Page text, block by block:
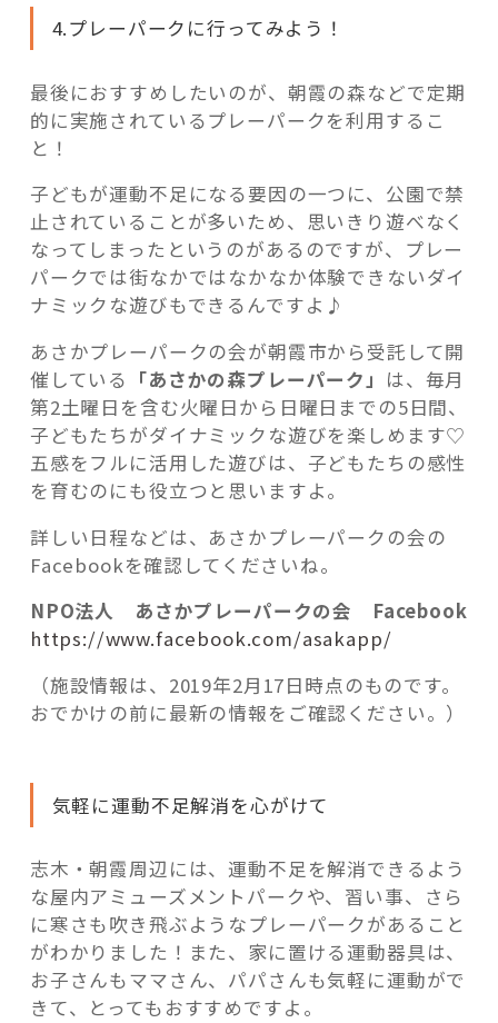
4.プレーパークに行ってみよう！
最後におすすめしたいのが、朝霞の森などで定期
的に実施されているプレーパークを利用するこ
と！
子どもが運動不足になる要因の一つに、公園で禁
止されていることが多いため、思いきり遊べなく
なってしまったというのがあるのですが、プレー
パークでは街なかではなかなか体験できないダイ
ナミックな遊びもできるんですよ♪
あさかプレーパークの会が朝霞市から受託して開
催している 「あさかの森プレーパーク」 は、毎月
第2土曜日を含む火曜日から日曜日までの5日間、
子どもたちがダイナミックな遊びを楽しめます♡
五感をフルに活用した遊びは、子どもたちの感性
を育むのにも役立つと思いますよ。
詳しい日程などは、あさかプレーパークの会の
Facebookを確認してくださいね。
NPO法人 あさかプレーパークの会 Facebook
https://www.facebook.com/asakapp/
（施設情報は、2019年2月17日時点のものです。
おでかけの前に最新の情報をご確認ください。）
気軽に運動不足解消を心がけて
志木・朝霞周辺には、運動不足を解消できるよう
な屋内アミューズメントパークや、習い事、さら
に寒さも吹き飛ぶようなプレーパークがあること
がわかりました！また、家に置ける運動器具は、
お子さんもママさん、パパさんも気軽に運動がで
きて、とってもおすすめですよ。